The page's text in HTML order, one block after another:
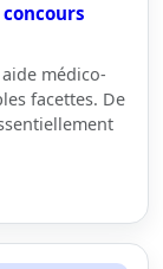
médico-
facettes. De